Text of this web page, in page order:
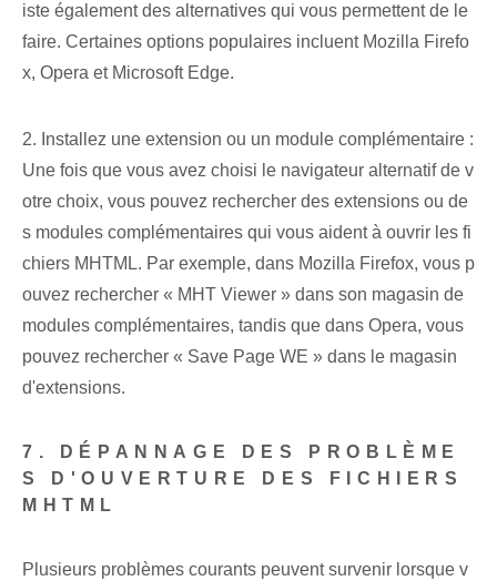
iste également des alternatives qui vous permettent de le
faire. Certaines options populaires incluent Mozilla Firefo
x, Opera et Microsoft Edge.
2. Installez une extension ou un module complémentaire :
Une fois que vous avez choisi le navigateur alternatif de v
otre choix, vous pouvez rechercher des extensions ou de
s modules complémentaires qui vous aident à ouvrir les fi
chiers MHTML. Par exemple, dans Mozilla Firefox, vous p
ouvez rechercher « MHT Viewer » dans son magasin de
modules complémentaires, tandis que dans Opera, vous
pouvez rechercher « Save Page WE » dans le magasin
d'extensions.
7. DÉPANNAGE DES PROBLÈME
S D'OUVERTURE DES FICHIERS
MHTML
Plusieurs problèmes courants peuvent survenir lorsque v